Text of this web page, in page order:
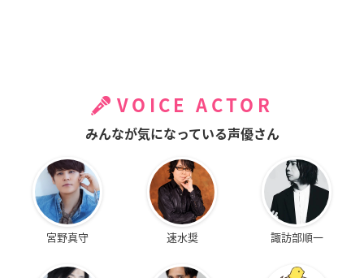
VOICE ACTOR
みんなが気になっている声優さん
宮野真守 速水奨 諏訪部順一